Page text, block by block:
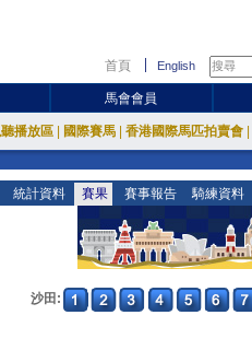
首頁 English
馬會會員
播放區 國際賽馬 香港國際馬匹拍賣會
統計資料 賽果 賽事報告 騎練資料
沙田: